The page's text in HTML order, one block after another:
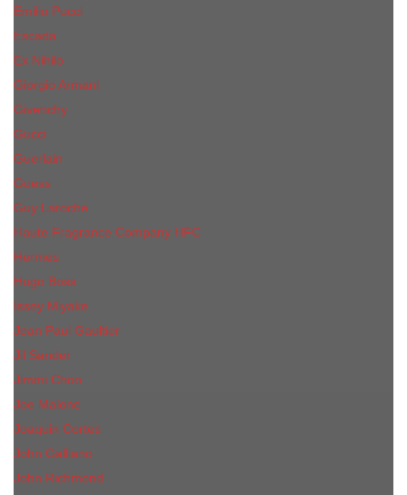
Emilio Pucci
Escada
Ex Nihilo
Giorgio Armani
Givenchy
Gucci
Guerlain
Guess
Guy Laroche
Haute Fragrance Company HFC
Hermes
Hugo Boss
Issey Miyake
Jean Paul Gaultier
Jil Sander
Jimmi Choo
Jое Malоnе
Joaquin Cortes
John Galliano
John Richmond